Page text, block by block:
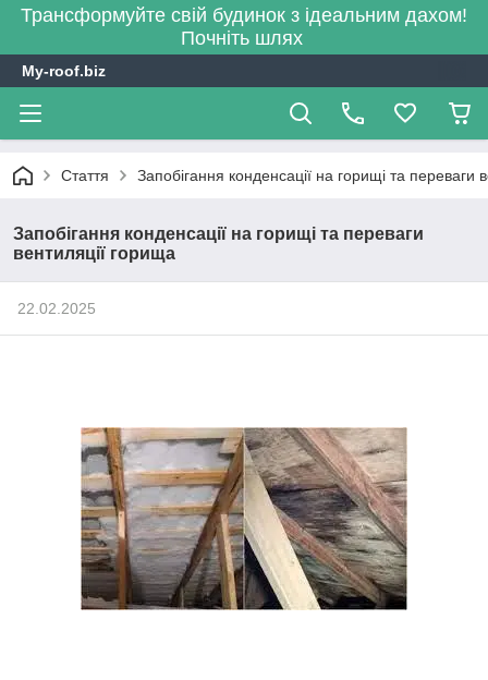
Трансформуйте свій будинок з ідеальним дахом!
Почніть шлях
My-roof.biz
Стаття Запобігання конденсації на горищі та переваги
Запобігання конденсації на горищі та переваги
вентиляції горища
22.02.2025